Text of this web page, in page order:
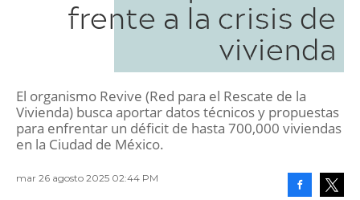
frente a la crisis de
vivienda
El organismo Revive (Red para el Rescate de la
Vivienda) busca aportar datos técnicos y propuestas
para enfrentar un déficit de hasta 700,000 viviendas
en la Ciudad de México.
mar 26 agosto 2025 02:44 PM